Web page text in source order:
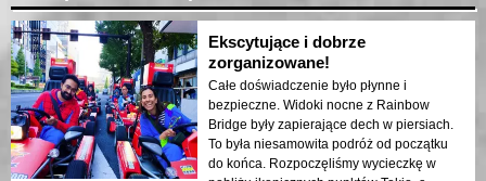
Ekscytujące i dobrze
zorganizowane!
Całe doświadczenie było płynne i
bezpieczne. Widoki nocne z Rainbow
Bridge były zapierające dech w piersiach.
To była niesamowita podróż od początku
do końca. Rozpoczęliśmy wycieczkę w